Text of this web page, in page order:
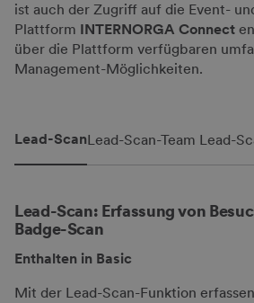
ist auch der Zugriff auf die Event-
Plattform INTERNORGA Connect
über die Plattform verfügbaren
Management-Möglichkeiten.
Lead-ScanLead-Scan-Team Lead-
Lead-Scan: Erfassung von
Badge-Scan
Enthalten in Basic
Mit der Lead-Scan-Funktion